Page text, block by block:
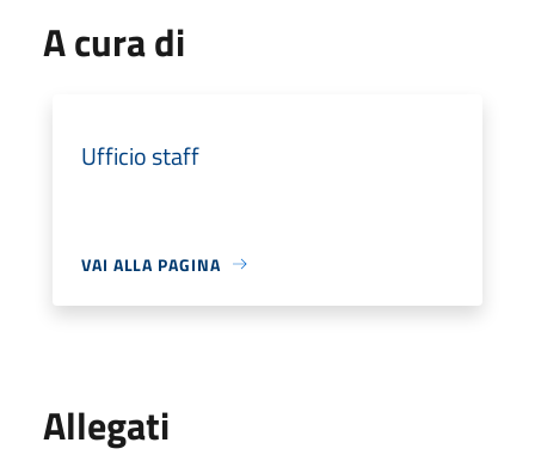
A cura di
Ufficio staff
VAI ALLA PAGINA
Allegati